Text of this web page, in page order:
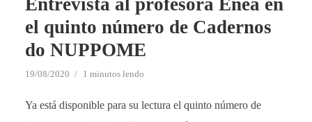
Entrevista al profesora Eneá en
el quinto número de Cadernos
do NUPPOME
19/08/2020 1 minutos lendo
Ya está disponible para su lectura el quinto número de